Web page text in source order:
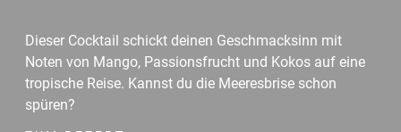
Dieser Cocktail schickt deinen Geschmacksinn mit
Noten von Mango, Passionsfrucht und Kokos auf eine
tropische Reise. Kannst du die Meeresbrise schon
spüren?